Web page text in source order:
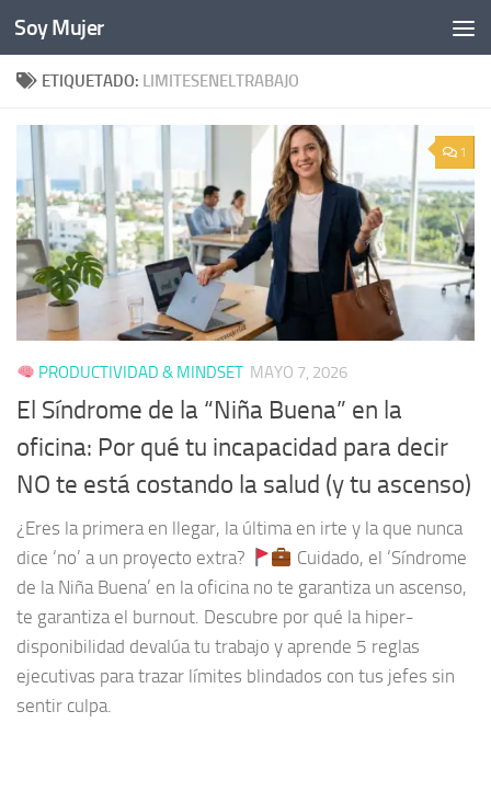
Bajo el contenido
Soy Mujer
ETIQUETADO: LIMITESENELTRABAJO
1
PRODUCTIVIDAD & MINDSET MAYO 7, 2026
El Síndrome de la “Niña Buena” en la
oficina: Por qué tu incapacidad para decir
NO te está costando la salud (y tu ascenso)
¿Eres la primera en llegar, la última en irte y la que nunca
dice ‘no’ a un proyecto extra?
Cuidado, el ‘Síndrome
de la Niña Buena’ en la oficina no te garantiza un ascenso,
te garantiza el burnout. Descubre por qué la hiper-
disponibilidad devalúa tu trabajo y aprende 5 reglas
ejecutivas para trazar límites blindados con tus jefes sin
sentir culpa.